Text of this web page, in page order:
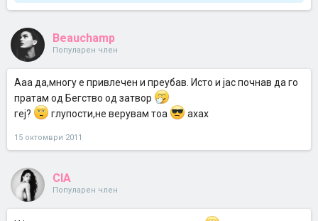
Beauchamp
Популарен член
Aaa да,многу е привлечен и преубав. Исто и јас почнав да го
пратам од Бегство од затвор
геј?
глупости,не верувам тоа ахах
15 октомври 2011
CIA
Популарен член